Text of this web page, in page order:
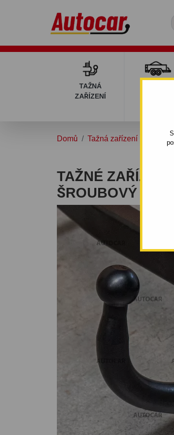
TAŽNÁ
ZAŘÍZENÍ
Domů Tažná zařízení
TAŽNÉ
ŠROUBOVÝ